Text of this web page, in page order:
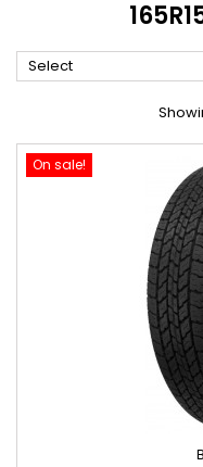
Select
On sale!